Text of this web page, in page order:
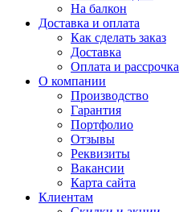
На балкон
Доставка и оплата
Как сделать заказ
Доставка
Оплата и рассрочка
О компании
Производство
Гарантия
Портфолио
Отзывы
Реквизиты
Вакансии
Карта сайта
Клиентам